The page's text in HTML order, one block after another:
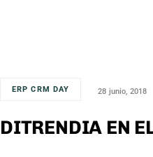
ERP CRM DAY 28 junio, 2018
DITRENDIA EN